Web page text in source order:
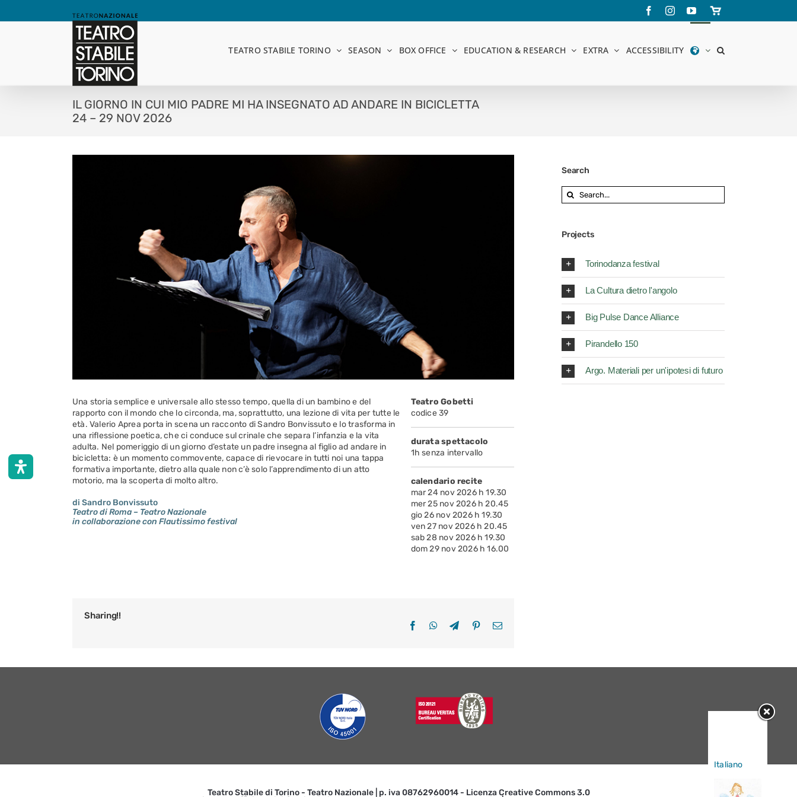
FacebookInstagramYouTube
Store
online
TEATRO STABILE TORINO SEASON BOX OFFICE EDUCATION & RESEARCH EXTRA ACCESSIBILITY
IL GIORNO IN CUI MIO PADRE MI HA INSEGNATO AD ANDARE IN BICICLETTA
24 – 29 NOV 2026
Una storia semplice e universale allo stesso tempo, quella di un bambino e del
rapporto con il mondo che lo circonda, ma, soprattutto, una lezione di vita per tutte le
età. Valerio Aprea porta in scena un racconto di Sandro Bonvissuto e lo trasforma in
una riflessione poetica, che ci conduce sul crinale che separa l’infanzia e la vita
adulta. Nel pomeriggio di un giorno d’estate un padre insegna al figlio ad andare in
bicicletta: è un momento commovente, capace di rievocare in tutti noi una tappa
formativa importante, dietro alla quale non c’è solo l’apprendimento di un atto
motorio, ma la scoperta di molto altro.
di Sandro Bonvissuto
Teatro di Roma – Teatro Nazionale
in collaborazione con Flautissimo festival
Teatro Gobetti
codice 39
durata spettacolo
1h senza intervallo
calendario recite
mar 24 nov 2026 h 19.30
mer 25 nov 2026 h 20.45
gio 26 nov 2026 h 19.30
ven 27 nov 2026 h 20.45
sab 28 nov 2026 h 19.30
dom 29 nov 2026 h 16.00
Sharing!!
FacebookWhatsApp
TelegramPinterestEmail
Search
Search
for:
Projects
Torinodanza festival
La Cultura dietro l'angolo
Big Pulse Dance Alliance
Pirandello 150
Argo. Materiali per un'ipotesi di futuro
Teatro Stabile di Torino - Teatro Nazionale | p. iva 08762960014 - Licenza Creative Commons 3.0
Italiano